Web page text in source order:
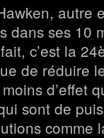
autre
dans ses 10
c’est la
de réduire
d’effet
sont de
comme